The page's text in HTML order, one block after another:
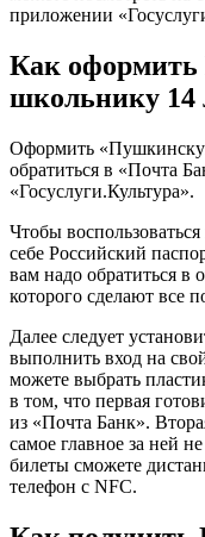
приложении
Как
школьнику 14
Оформить
обратиться в «Почта
«Госуслуги.Культура».
Чтобы
себе Российский
вам надо обратиться в
которого сделают все
Далее следует
выполнить вход на
можете выбрать
в том, что первая
из «Почта Банк».
самое главное за ней
билеты сможете
телефон с NFC.